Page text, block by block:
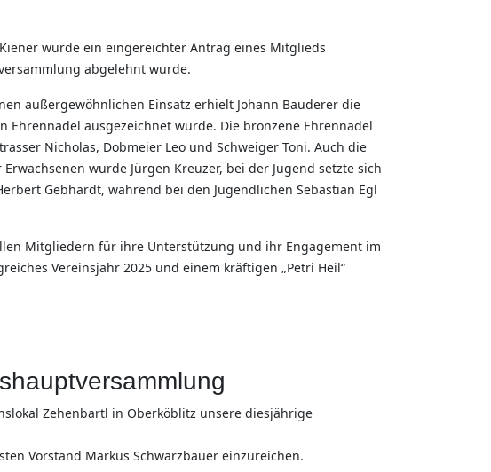
wurde ein eingereichter Antrag eines Mitglieds
abgelehnt wurde.
außergewöhnlichen Einsatz erhielt Johann Bauderer die
ausgezeichnet wurde. Die bronzene Ehrennadel
Nicholas, Dobmeier Leo und Schweiger Toni. Auch die
wurde Jürgen Kreuzer, bei der Jugend setzte sich
Gebhardt, während bei den Jugendlichen Sebastian Egl
Mitgliedern für ihre Unterstützung und ihr Engagement im
Vereinsjahr 2025 und einem kräftigen „Petri Heil“
Zehenbartl in Oberköblitz unsere diesjährige
Vorstand Markus Schwarzbauer einzureichen.